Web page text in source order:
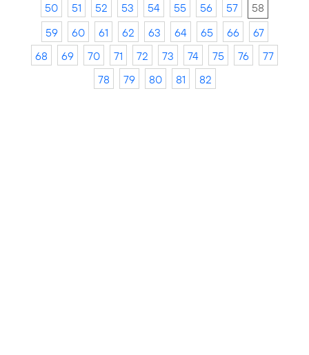
50
51 52 53 54 55 56 57
58
59
60 61 62 63 64 65 66
67
68
69 70 71 72 73 74 75 76
77
78
79 80 81 82